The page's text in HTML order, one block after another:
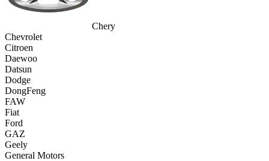
Chery
Chevrolet
Citroen
Daewoo
Datsun
Dodge
DongFeng
FAW
Fiat
Ford
GAZ
Geely
General Motors